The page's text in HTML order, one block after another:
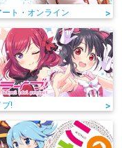
ート・オンライン >
! >